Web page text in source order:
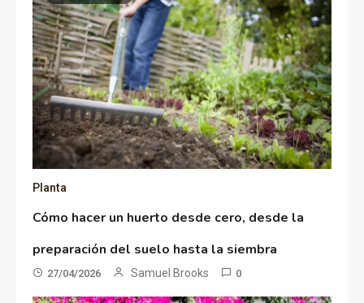
Planta
Cómo hacer un huerto desde cero, desde la
preparación del suelo hasta la siembra
27/04/2026 Samuel Brooks 0